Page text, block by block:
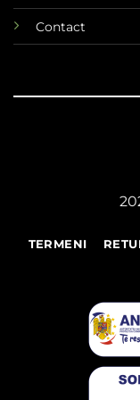
Contact
TERMENI